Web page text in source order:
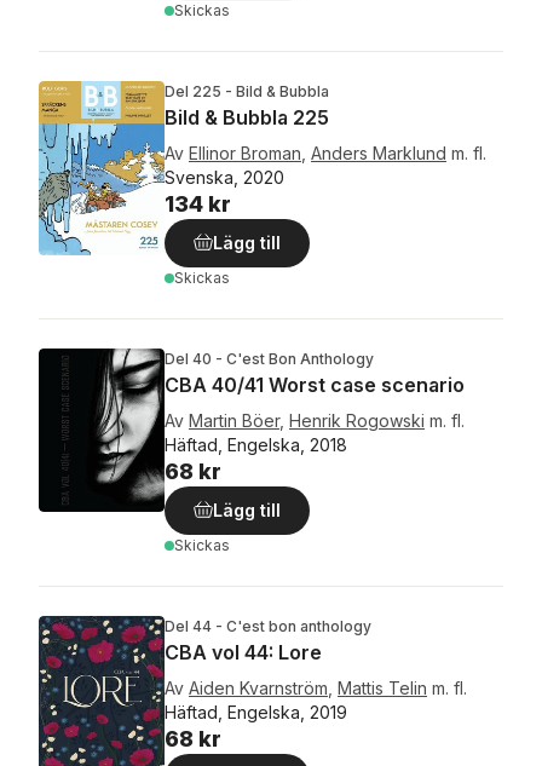
Skickas
Del 225 - Bild & Bubbla
Bild & Bubbla 225
Av Ellinor Broman Anders Marklund m. fl.
Svenska, 2020
134 kr
Lägg till
Skickas
Del 40 - C'est Bon Anthology
CBA 40/41 Worst case scenario
Av Martin Böer, Henrik Rogowski m. fl.
Häftad, Engelska, 2018
68 kr
Lägg till
Skickas
Del 44 - C'est bon anthology
CBA vol 44: Lore
Av Aiden Kvarnström Mattis Telin m. fl.
Häftad, Engelska, 2019
68 kr